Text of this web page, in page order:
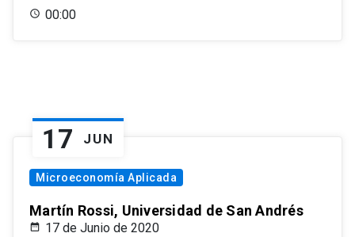
00:00
17 JUN
Microeconomía Aplicada
Martín Rossi, Universidad de San Andrés
17 de Junio de 2020